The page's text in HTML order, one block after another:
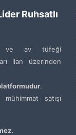
Ruhsatlı
ve av tüfeği
ilan üzerinden
.
satışı